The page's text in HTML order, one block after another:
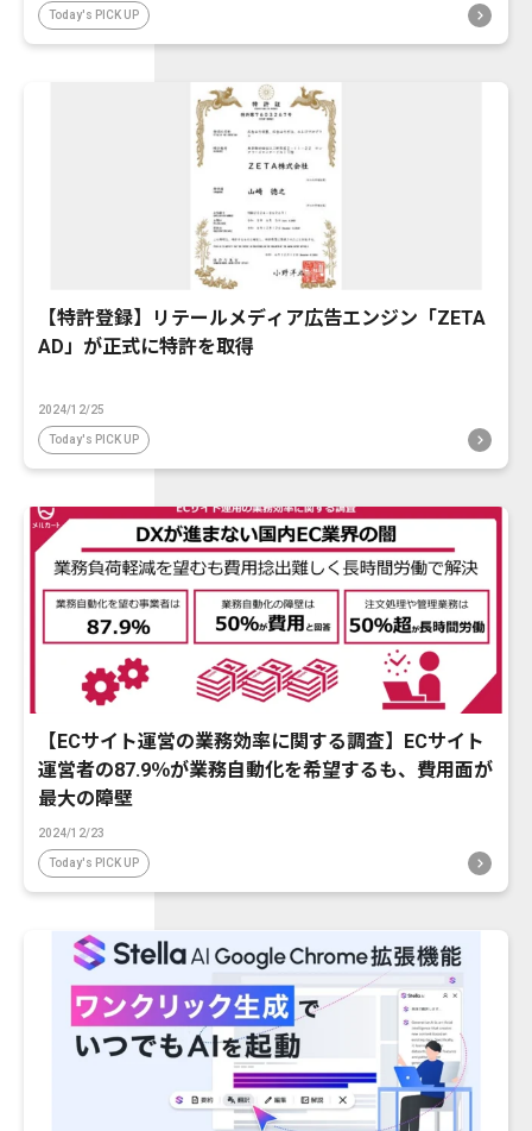
Today's PICK UP
【特許登録】リテールメディア広告エンジン「ZETA
AD」が正式に特許を取得
2024/12/25
Today's PICK UP
【ECサイト運営の業務効率に関する調査】ECサイト
運営者の87.9％が業務自動化を希望するも、費用面が
最大の障壁
2024/12/23
Today's PICK UP